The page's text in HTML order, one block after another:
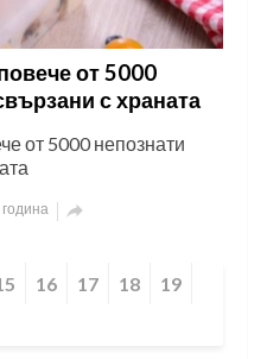
от 5000
с храната
от 5000 непознати

16 17 18 19